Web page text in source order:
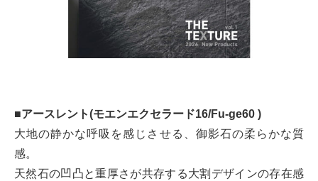
■アースレント(モエンエクセラード16/Fu-ge60 )
大地の静かな呼吸を感じさせる、御影石の柔らかな質
感。
天然石の凹凸と重厚さが共存する大割デザインの存在感